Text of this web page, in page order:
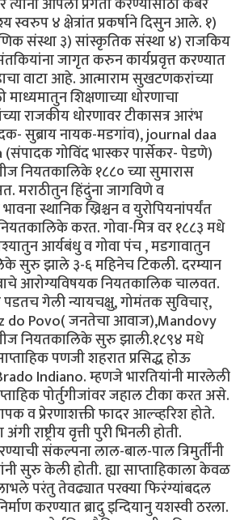
स्वरुप ४ क्षेत्रांत प्रकर्षाने दिसुन आले. १)
संस्था ३) सांस्कृतिक संस्था ४) राजकिय
जागृत करुन कार्यप्रवृत्त करण्यात
वाटा आहे. आत्माराम सुखटणकरांच्या
शिक्षणाच्या धोरणाचा
राजकीय धोरणावर टीकासत्र आरंभ
सुब्राय नायक-मडगांव), journal daa
गोविंद भास्कर पार्सेकर- पेडणे)
नियतकालिके १८८० च्या सुमारास
मराठीतुन हिंदुंना जागविणे व
स्थानिक ख्रिश्चन व युरोपियनांपर्यंत
करत. गोवा-मित्र वर १८८३ मधे
आर्यबंधु व गोवा पंच , मडगावातुन
सुरु झाले ३-६ महिनेच टिकली. दरम्यान
आरोग्यविषयक नियतकालिक चालवत.
गेली न्यायचक्षु, गोमंतक सुविचार्,
do Povo( जनतेचा आवाज),Mandovy
नियतकालिके सुरु झाली.१८९४ मधे
पणजी शहरात प्रसिद्ध होऊ
Indiano. म्हणजे भारतियांनी मारलेली
पोर्तुगीजांवर जहाल टीका करत असे.
व प्रेरणाशक्ती फादर आल्व्हरिश होते.
राष्ट्रीय वृत्ती पुरी भिनली होती.
संकल्पना लाल-बाल-पाल त्रिमुर्तींनी
सुरु केली होती. ह्या साप्ताहिकाला केवळ
परंतु तेवढ्यात परक्या फिरंग्यांबदल
करण्यात ब्रादु इन्दियानु यशस्वी ठरला.